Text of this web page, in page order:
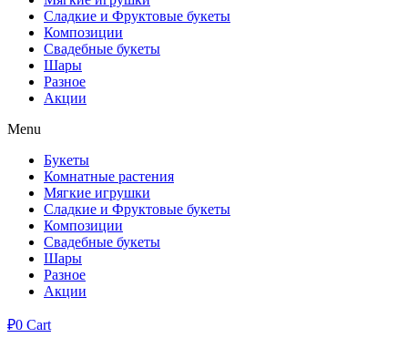
Сладкие и Фруктовые букеты
Композиции
Свадебные букеты
Шары
Разное
Акции
Menu
Букеты
Комнатные растения
Мягкие игрушки
Сладкие и Фруктовые букеты
Композиции
Свадебные букеты
Шары
Разное
Акции
₽0 Cart